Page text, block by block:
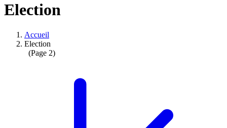
Election
Accueil
Election
(Page 2)